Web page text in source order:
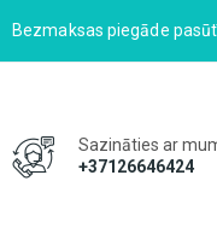
Bezmaksas piegāde
Sazināties ar
+37126646424